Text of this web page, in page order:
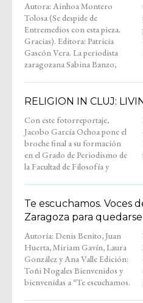
Autora: Ainhoa Montero
Tolosa (Se despide de
Entremedios con esta pieza.
Gracias). Editora: Patricia
Gascón Vera. La periodista
zaragozana Sabina Banzo,
tras años como reportera de
televisión y locutora de spots
para grandes marcas,
comenzó su andadura en
RELIGION IN CLUJ:
Con este fotorreportaje,
Jacobo García Ochoa pone el
broche final a su formación
en el Grado de Periodismo de
la Facultad de Filosofía y
Letras y cierra también su
etapa como colaborador de
Entremedios. Su trabajo nos
Te escuchamos. Voces
Zaragoza para quedarse
Autoría: Denis Benito, Juan
Huerta, Miriam Gavín, Laura
González y Ana Valle Edición:
Toñi Nogales Bienvenidos y
bienvenidas a “Te escuchamos.
Voces de quienes llegaron a
Zaragoza para quedarse”. Un
espacio tranquilo, hecho para
escuchar sin prisas y